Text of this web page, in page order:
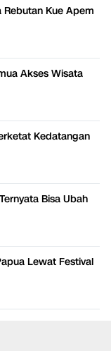
Rebutan Kue Apem
Akses Wisata
Kedatangan
Bisa Ubah
Lewat Festival